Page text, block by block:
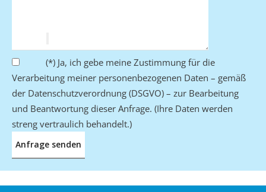
Bitte lasse dieses Feld leer.
(*) Ja, ich gebe meine Zustimmung für die
Verarbeitung meiner personenbezogenen Daten – gemäß
der Datenschutzverordnung (DSGVO) – zur Bearbeitung
und Beantwortung dieser Anfrage. (Ihre Daten werden
streng vertraulich behandelt.)